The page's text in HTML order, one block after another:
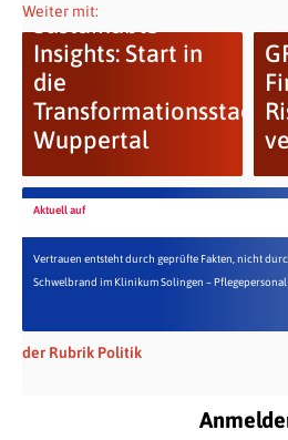
Weiter mit:
Sustainable
Insights: Start in
die
Transformationsstadt
Wuppertal
Aktuell auf
Vertrauen entsteht durch geprüfte Fakten, nicht
Schwelbrand im Klinikum Solingen – Pflegepersonal
der Rubrik Politik